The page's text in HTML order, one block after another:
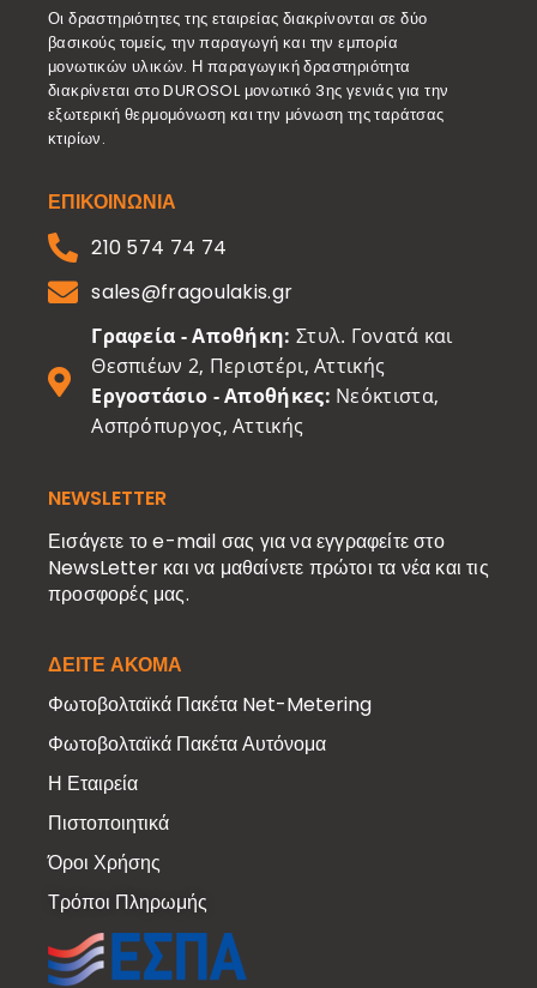
Οι δραστηριότητες της εταιρείας διακρίνονται σε δύο
βασικούς τομείς, την παραγωγή και την εμπορία
μονωτικών υλικών. Η παραγωγική δραστηριότητα
διακρίνεται στο DUROSOL μονωτικό 3ης γενιάς για την
εξωτερική θερμομόνωση και την μόνωση της ταράτσας
κτιρίων.
ΕΠΙΚΟΙΝΩΝΙΑ
210 574 74 74
sales@fragoulakis.gr
Γραφεία - Αποθήκη: Στυλ. Γονατά και
Θεσπιέων 2, Περιστέρι, Αττικής
Εργοστάσιο - Αποθήκες: Νεόκτιστα,
Ασπρόπυργος, Αττικής
NEWSLETTER
Εισάγετε το e-mail σας για να εγγραφείτε στο
NewsLetter και να μαθαίνετε πρώτοι τα νέα και τις
προσφορές μας.
ΔΕΙΤΕ ΑΚΟΜΑ
Φωτοβολταϊκά Πακέτα Net-Metering
Φωτοβολταϊκά Πακέτα Αυτόνομα
Η Εταιρεία
Πιστοποιητικά
Όροι Χρήσης
Τρόποι Πληρωμής